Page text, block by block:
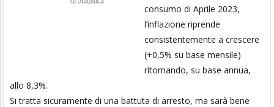
consumo di Aprile 2023,
l’inflazione riprende
consistentemente a crescere
(+0,5% su base mensile)
ritornando, su base annua,
allo 8,3%.
Si tratta sicuramente di una battuta di arresto, ma sarà bene